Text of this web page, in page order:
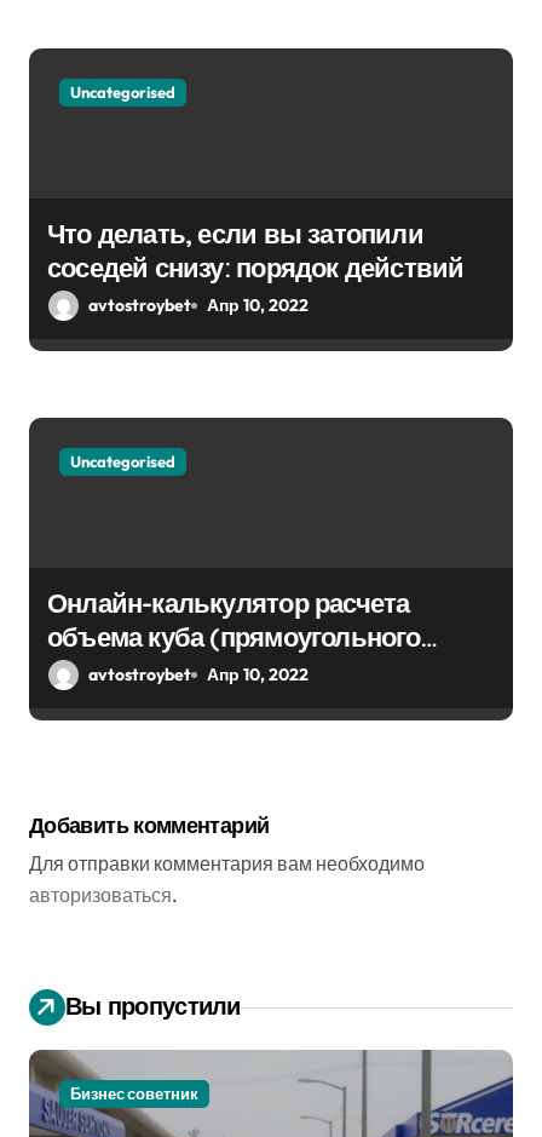
Uncategorised
Что делать, если вы затопили
соседей снизу: порядок действий
avtostroybet Апр 10, 2022
Uncategorised
Онлайн-калькулятор расчета
объема куба (прямоугольного
парралепипеда)
avtostroybet Апр 10, 2022
Добавить комментарий
Для отправки комментария вам необходимо
авторизоваться.
Вы пропустили
Бизнес советник